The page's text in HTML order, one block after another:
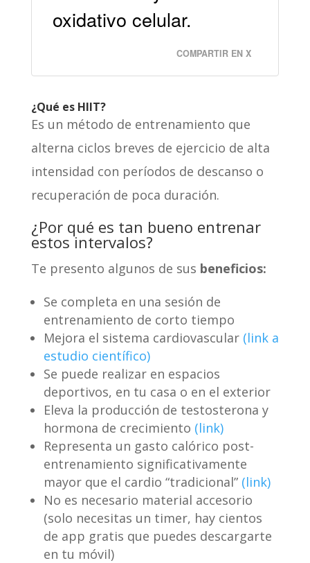
oxidativo celular.
COMPARTIR EN X
¿Qué es HIIT?
Es un método de entrenamiento que
alterna ciclos breves de ejercicio de alta
intensidad con períodos de descanso o
recuperación de poca duración.
¿Por qué es tan bueno entrenar
estos intervalos?
Te presento algunos de sus beneficios:
Se completa en una sesión de
entrenamiento de corto tiempo
Mejora el sistema cardiovascular (link a
estudio científico)
Se puede realizar en espacios
deportivos, en tu casa o en el exterior
Eleva la producción de testosterona y
hormona de crecimiento (link)
Representa un gasto calórico post-
entrenamiento significativamente
mayor que el cardio “tradicional” (link)
No es necesario material accesorio
(solo necesitas un timer, hay cientos
de app gratis que puedes descargarte
en tu móvil)